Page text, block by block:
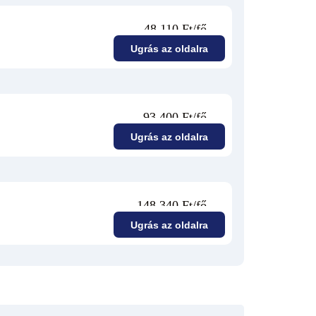
48 110 Ft/fő
Ugrás az oldalra
93 400 Ft/fő
Ugrás az oldalra
148 340 Ft/fő
Ugrás az oldalra